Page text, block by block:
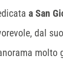
a San
dal
molto